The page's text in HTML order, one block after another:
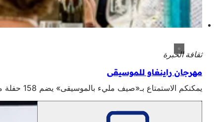
ثقافة الخبرة
مهرجان راينغاو للموسيقى
يمكنكم الاستمتاع بـ«صيف مليء بالموسيقى» يضم 158 حفلة موسيقية في 26 مكانًا في فيسبادن ومنطقة راينغاو حتى 5 سبتمبر.